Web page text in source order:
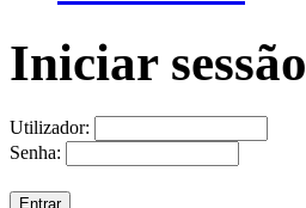
Iniciar sessão
Utilizador:
Senha: